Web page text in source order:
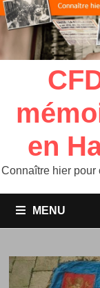
en
Connaître hier pour
MENU